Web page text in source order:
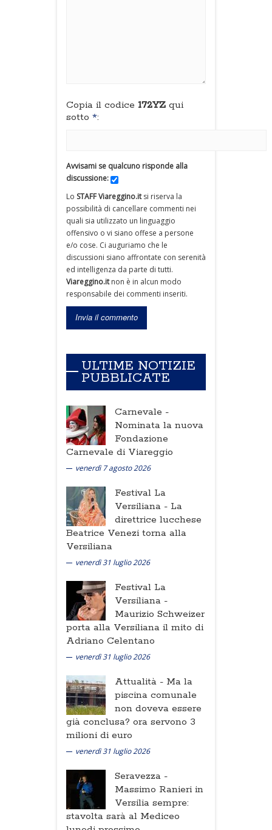
Copia il codice 172YZ qui
sotto *:
Avvisami se qualcuno risponde alla
discussione:
Lo STAFF Viareggino.itsi riserva la
possibilità di cancellare commenti nei
quali sia utilizzato un linguaggio
offensivo o vi siano offese a persone
e/o cose. Ci auguriamo che le
discussioni siano affrontate con serenità
ed intelligenza da parte di tutti.
Viareggino.itnon è in alcun modo
responsabile dei commenti inseriti.
ULTIME NOTIZIE
PUBBLICATE
Carnevale -
Nominata la nuova
Fondazione
Carnevale di Viareggio
venerdì 7 agosto 2026
Festival La
Versiliana - La
direttrice lucchese
Beatrice Venezi torna alla
Versiliana
venerdì 31 luglio 2026
Festival La
Versiliana -
Maurizio Schweizer
porta alla Versiliana il mito di
Adriano Celentano
venerdì 31 luglio 2026
Attualità - Ma la
piscina comunale
non doveva essere
già conclusa? ora servono 3
milioni di euro
venerdì 31 luglio 2026
Seravezza -
Massimo Ranieri in
Versilia sempre:
stavolta sarà al Mediceo